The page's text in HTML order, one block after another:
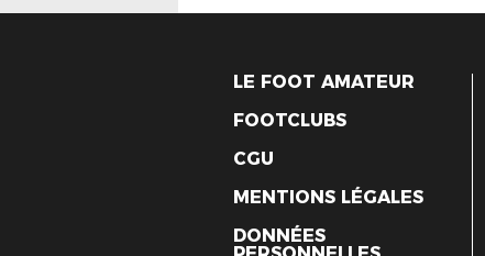
LE FOOT AMATEUR
FOOTCLUBS
CGU
MENTIONS LÉGALES
DONNÉES